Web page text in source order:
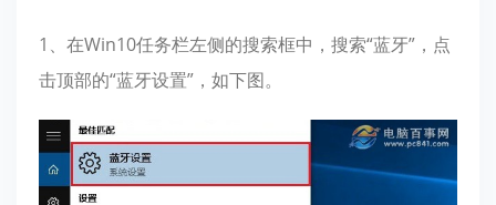
1、在Win10任务栏左侧的搜索框中，搜索“蓝牙”，点
击顶部的“蓝牙设置”，如下图。